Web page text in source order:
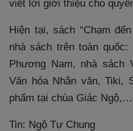
viết lời giới thiệu cho
Hiện tại, sách “Chạm
nhà sách trên toàn
Phương Nam, nhà sách
Văn hóa Nhân văn, Tiki,
phẩm tại chùa Giác Ngộ,…
Tin: Ngộ Tự Chung